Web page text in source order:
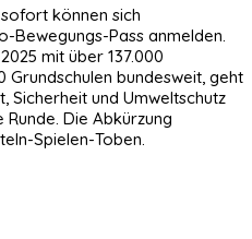
können sich
Bewegungs-Pass anmelden.
mit über 137.000
Grundschulen bundesweit, geht
Sicherheit und Umweltschutz
Die Abkürzung
Spielen-Toben.